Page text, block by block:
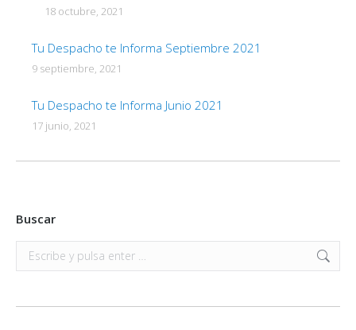
18 octubre, 2021
Tu Despacho te Informa Septiembre 2021
9 septiembre, 2021
Tu Despacho te Informa Junio 2021
17 junio, 2021
Buscar
Buscar: